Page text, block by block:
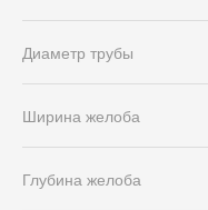
Диаметр трубы
Ширина желоба
Глубина желоба